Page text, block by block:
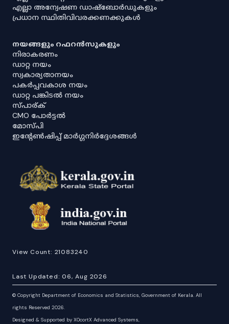
എല്ലാ അന്വേഷണ ഡാഷ്‌ബോർഡുകളും
പ്രധാന സ്ഥിതിവിവരക്കണക്കുകൾ
നയങ്ങളും റഫറൻസുകളും
നിരാകരണം
ഡാറ്റ നയം
സ്വകാര്യതാനയം
പകർപ്പവകാശ നയം
ഡാറ്റ പങ്കിടൽ നയം
സ്പാര്ക്
CMO പോർട്ടൽ
മോസ്പി
ഇൻ്റേൺഷിപ്പ് മാർഗ്ഗനിർദ്ദേശങ്ങൾ
View Count: 21083240
Last Updated:06, Aug 2026
© Copyright Department of Economics and Statistics, Government of Kerala. All
rights Reserved 2026.
Designed & Supported by XOcortX Advanced Systems,